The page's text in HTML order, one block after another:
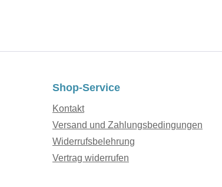
Shop-Service
Kontakt
Versand und Zahlungsbedingungen
Widerrufsbelehrung
Vertrag widerrufen